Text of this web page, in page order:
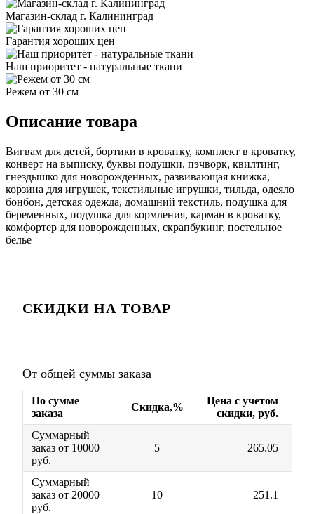
Магазин-склад г. Калининград
Гарантия хороших цен
Наш приоритет - натуральные ткани
Режем от 30 см
Описание товара
Вигвам для детей, бортики в кроватку, комплект в кроватку,
конверт на выписку, буквы подушки, пэчворк, квилтинг,
гнездышко для новорожденных, развивающая книжка,
корзина для игрушек, текстильные игрушки, тильда, одеяло
бонбон, детская одежда, домашний текстиль, подушка для
беременных, подушка для кормления, карман в кроватку,
комфортер для новорожденных, скрапбукинг, постельное
белье
СКИДКИ НА ТОВАР
От общей суммы заказа
По сумме
заказа
Скидка,%
Цена с учетом
скидки, руб.
Суммарный
заказ от 10000
руб.
5 265.05
Суммарный
заказ от 20000
руб.
10 251.1